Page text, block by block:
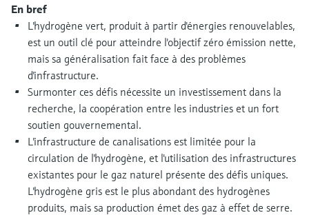
Recherche de pièces détachées
Trouvez la bonne pièce de rechange en
tapant la racine/le code du produit et
accédez aux données spécifiques, vues
éclatées et notices de montage des appareils
pour un remplacement/réparation rapide.
Voir tous
ondes
Technologie Memosens
Voir tous
En bref
L'hydrogène vert, produit à partir d'énergies renouvelables,
est un outil clé pour atteindre l'objectif zéro émission nette,
mais sa généralisation fait face à des problèmes
d'infrastructure.
Surmonter ces défis nécessite un investissement dans la
recherche, la coopération entre les industries et un fort
soutien gouvernemental.
L'infrastructure de canalisations est limitée pour la
circulation de l'hydrogène, et l'utilisation des infrastructures
existantes pour le gaz naturel présente des défis uniques.
L'hydrogène gris est le plus abondant des hydrogènes
produits, mais sa production émet des gaz à effet de serre.